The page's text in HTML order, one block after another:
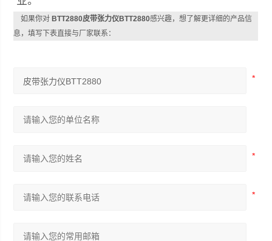
如果你对 BTT2880皮带张力仪BTT2880感兴趣，想了解更详细的产品信
息，填写下表直接与厂家联系：